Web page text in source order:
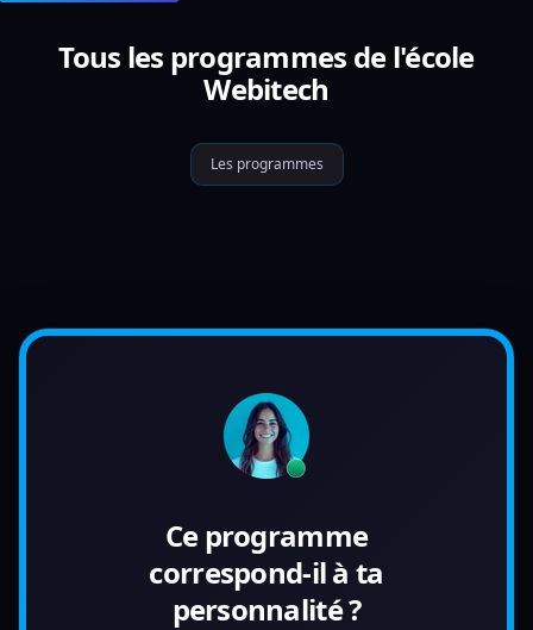
Tous les programmes de l'école
Webitech
Les programmes
Ce programme
correspond-il à ta
personnalité ?